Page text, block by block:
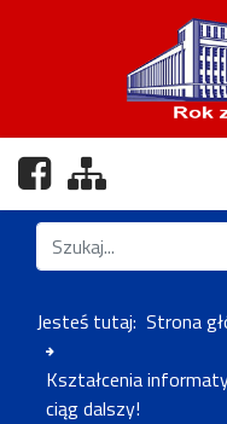
Nasz profil na
Jesteś tutaj: Strona
Kształcenia
ciąg dalszy!
Znajdź na stronie